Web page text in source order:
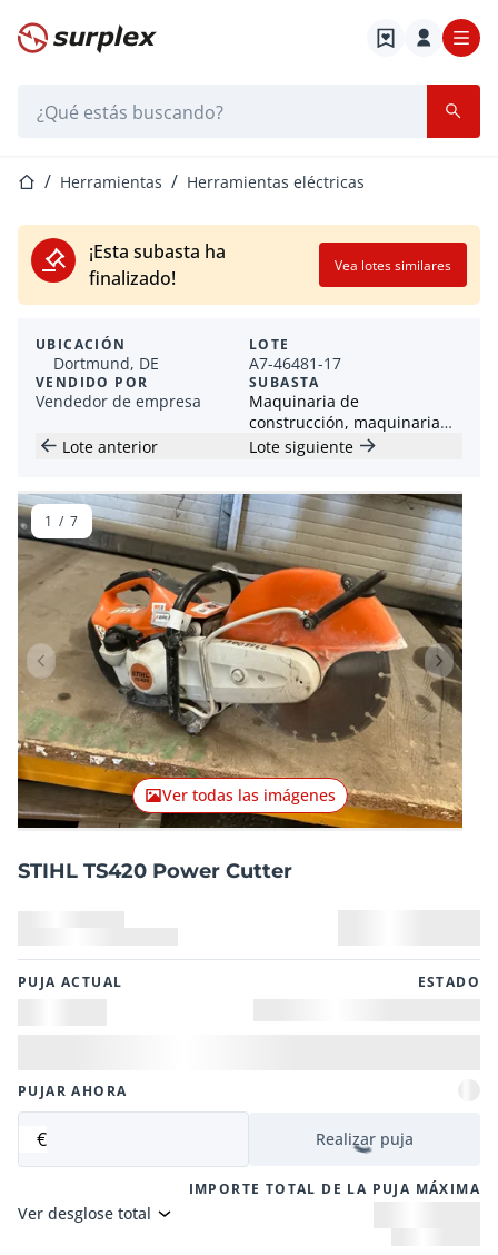
Página de inicio
Página de inicio
Herramientas Herramientas eléctricas
¡Esta subasta ha
finalizado!
Vea lotes similares
UBICACIÓN
Dortmund, DE
VENDIDO POR
Vendedor de empresa
LOTE
A7-46481-17
SUBASTA
Maquinaria de
construcción, maquinaria
pequeña y manual /
Lote anterior Lote siguiente
Artículo anterior
Ver todas las imágenes
1 / 7
STIHL TS420 Power Cutter
PUJA ACTUAL ESTADO
PUJAR AHORA
€ Realizar puja
IMPORTE TOTAL DE LA PUJA MÁXIMA
Ver desglose total